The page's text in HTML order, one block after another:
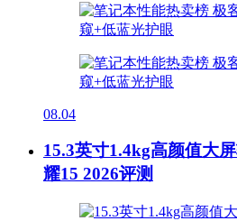
08.04
15.3英寸1.4kg高颜值大
耀15 2026评测